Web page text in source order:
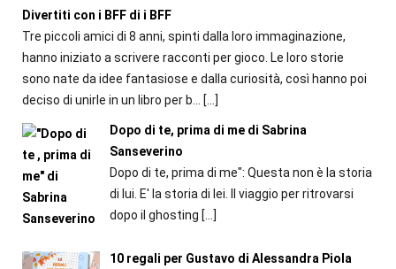
Divertiti con i BFF di i BFF
Tre piccoli amici di 8 anni, spinti dalla loro immaginazione,
hanno iniziato a scrivere racconti per gioco. Le loro storie
sono nate da idee fantasiose e dalla curiosità, così hanno poi
deciso di unirle in un libro per b...
[…]
Dopo di te, prima di me di Sabrina
Sanseverino
Dopo di te, prima di me": Questa non è la storia
di lui. E' la storia di lei. Il viaggio per ritrovarsi
dopo il ghosting […]
10 regali per Gustavo di Alessandra Piola